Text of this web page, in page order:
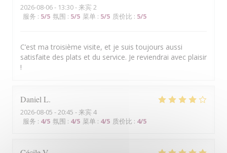
2026-08-06- 13:30 - 来宾 2
服务 : 5/5 氛围 : 5/5 菜单 : 5/5 质价比 : 5/5
C’est ma troisième visite, et je suis toujours aussi
satisfaite des plats et du service. Je reviendrai avec plaisir
!
Daniel L
2026-08-05 - 20:45 - 来宾 4
服务 : 4/5 氛围 : 4/5 菜单 : 4/5 质价比 : 4/5